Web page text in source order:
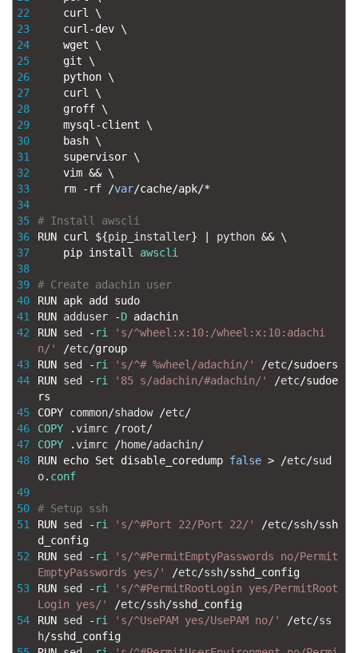
22
23
24
25
26
27
28
29
30
31
32
33
34
35
36
37
38
39
40
41
42
43
44
45
46
47
48
49
50
51
52
53
54
curl
\
curl-dev \
wget
\
git
\
python \
curl
\
groff \
mysql-client
\
bash \
supervisor \
vim && \
rm
- rf /var/cache/apk/*
# Install awscli
RUN curl ${pip_installer} python && \
pip install awscli
# Create adachin user
RUN apk add sudo
RUN adduser -D adachin
RUN sed - ri
's/^wheel:x:10:/wheel:x:10:adachi
n/'
/etc/group
RUN sed - ri 's/^# %wheel/adachin/' /etc/sudoers
RUN sed - ri '85 s/adachin/#adachin/' /etc/sudoe
rs
COPY common/shadow /etc/
COPY
.vimrc /root/
COPY
.vimrc /home/adachin/
RUN echo Set disable_coredump false > /etc/sud
o. conf
# Setup ssh
RUN sed - ri 's/^#Port 22/Port 22/' /etc/ssh/ssh
d_config
RUN sed - ri
's/^#PermitEmptyPasswords no/Permit
EmptyPasswords yes/'
/etc/ssh/sshd_config
RUN sed - ri
's/^#PermitRootLogin yes/PermitRoot
Login yes/'
/etc/ssh/sshd_config
RUN sed - ri 's/^UsePAM yes/UsePAM no/' /etc/ss
h/sshd_config